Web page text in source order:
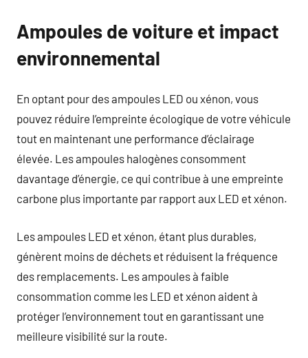
Ampoules de voiture et impact
environnemental
En optant pour des ampoules LED ou xénon, vous
pouvez réduire l’empreinte écologique de votre véhicule
tout en maintenant une performance d’éclairage
élevée. Les ampoules halogènes consomment
davantage d’énergie, ce qui contribue à une empreinte
carbone plus importante par rapport aux LED et xénon.
Les ampoules LED et xénon, étant plus durables,
génèrent moins de déchets et réduisent la fréquence
des remplacements. Les ampoules à faible
consommation comme les LED et xénon aident à
protéger l’environnement tout en garantissant une
meilleure visibilité sur la route.